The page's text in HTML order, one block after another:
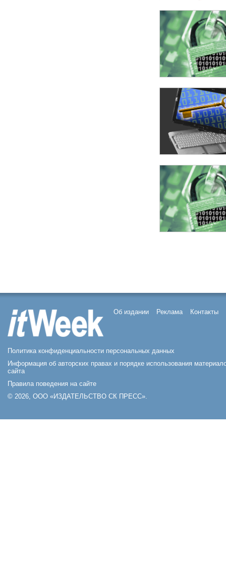
Об издании Реклама Контакты
Политика конфиденциальности персональных данных
Информация об авторских правах и порядке использования
сайта
Правила поведения на сайте
© 2026, ООО «ИЗДАТЕЛЬСТВО СК ПРЕСС».